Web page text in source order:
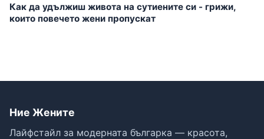
Как да удължиш живота на сутиените си - грижи,
които повечето жени пропускат
Ние Жените
Лайфстайл за модерната българка — красота,